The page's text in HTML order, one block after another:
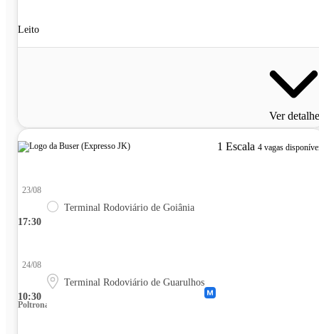
Leito
Ver
1 Escala 4 vagas
17:30
23/08
Terminal Rodoviário de Goiânia
10:30
24/08
Terminal Rodoviário de Guarulhos
Poltrona